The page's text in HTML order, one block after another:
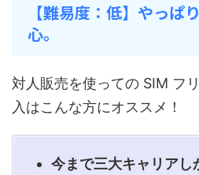
【難易度：低】やっぱ
心。
対人販売を使っての SIM フ
入はこんな方にオススメ！
今まで三大キャリアし